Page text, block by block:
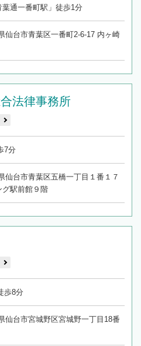
通一番町駅」徒歩1分
仙台市青葉区一番町2-6-17 内ヶ崎
法律事務所
7分
仙台市青葉区五橋一丁目１番１７
駅前館９階
歩8分
仙台市宮城野区宮城野一丁目18番